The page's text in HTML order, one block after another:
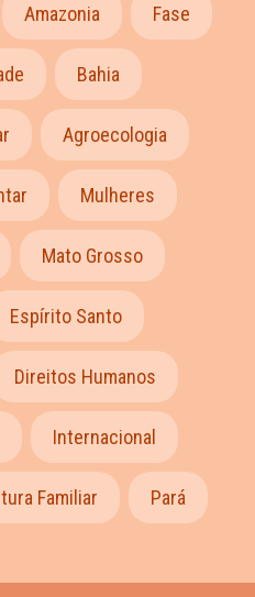
Amazonia Fase
Bahia
Agroecologia
Mulheres
Mato Grosso
Espírito Santo
Direitos Humanos
Internacional
Familiar Pará